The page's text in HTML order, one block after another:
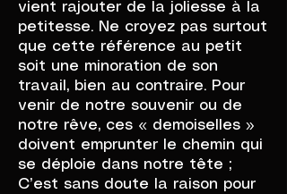
vient rajouter de la joliesse à la
petitesse. Ne croyez pas surtout
que cette référence au petit
soit une minoration de son
travail, bien au contraire. Pour
venir de notre souvenir ou de
notre rêve, ces « demoiselles »
doivent emprunter le chemin qui
se déploie dans notre tête ;
C’est sans doute la raison pour